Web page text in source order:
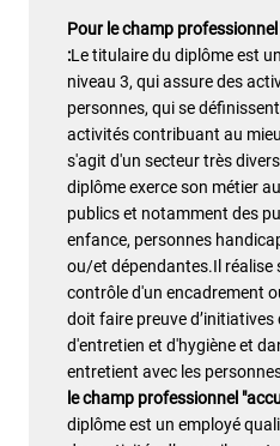
Pour le champ
:Le titulaire du diplôme est
niveau 3, qui assure des
personnes, qui se
activités contribuant au
s'agit d'un secteur très
diplôme exerce son métier
publics et notamment des
enfance, personnes
ou/et dépendantes.Il réalise
contrôle d'un encadrement
doit faire preuve d’initiatives
d'entretien et d'hygiène et
entretient avec les
le champ professionnel
diplôme est un employé